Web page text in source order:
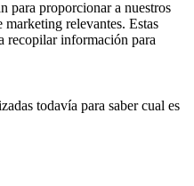
para proporcionar a nuestros
relevantes. Estas
recopilar información para
todavía para saber cual es